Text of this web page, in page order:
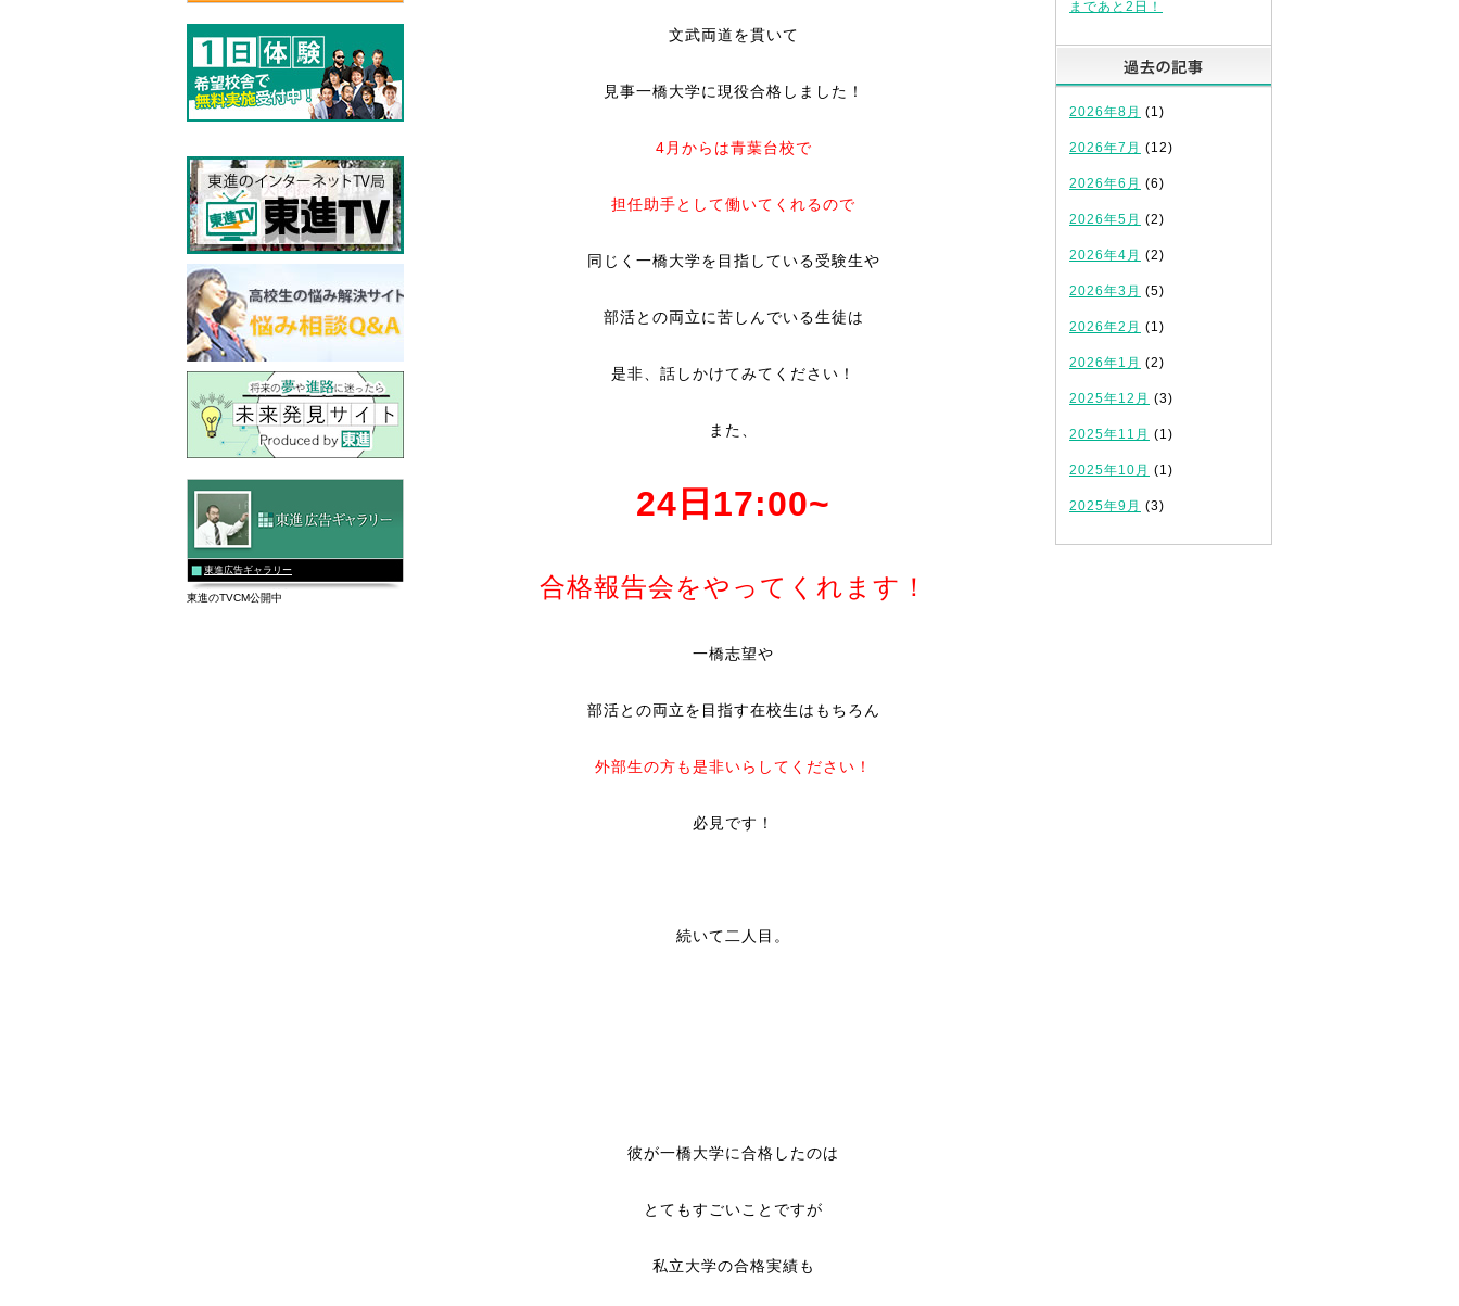
文武両道を貫いて
見事一橋大学に現役合格しました！
4月からは青葉台校で
担任助手として働いてくれるので
同じく一橋大学を目指している受験生や
部活との両立に苦しんでいる生徒は
是非、話しかけてみてください！
また、
24日17:00~
合格報告会をやってくれます！
一橋志望や
部活との両立を目指す在校生はもちろん
外部生の方も是非いらしてください！
必見です！
続いて二人目。
彼が一橋大学に合格したのは
とてもすごいことですが
私立大学の合格実績も
まであと2日！
2026年8月 (1)
2026年7月 (12)
2026年6月 (6)
2026年5月 (2)
2026年4月 (2)
2026年3月 (5)
2026年2月 (1)
2026年1月 (2)
2025年12月 (3)
2025年11月 (1)
2025年10月 (1)
2025年9月 (3)
東進広告ギャラリー
東進のTVCM公開中